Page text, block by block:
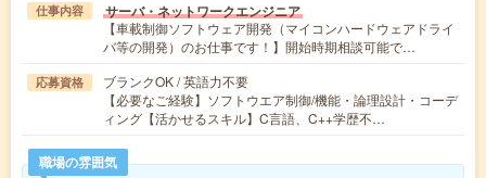
仕事内容 サーバ・ネットワークエンジニア
【車載制御ソフトウェア開発（マイコンハードウェアドライ
バ等の開発）のお仕事です！】開始時期相談可能で…
応募資格
ブランクOK / 英語力不要
【必要なご経験】ソフトウエア制御/機能・論理設計・コーデ
ィング【活かせるスキル】C言語、C++学歴不…
職場の雰囲気